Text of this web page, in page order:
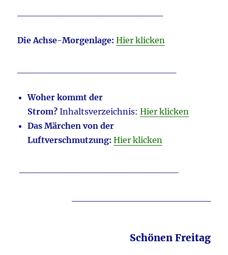
Die Achse-Morgenlage: Hier klicken
Woher kommt der
Strom? Inhaltsverzeichnis:Hier klicken
Das Märchen von der
Luftverschmutzung: Hier klicken
Schönen Freitag